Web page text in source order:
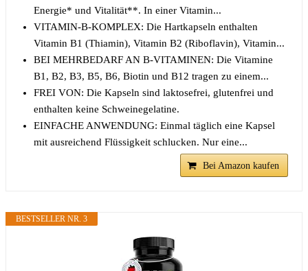
Energie* und Vitalität**. In einer Vitamin...
VITAMIN-B-KOMPLEX: Die Hartkapseln enthalten
Vitamin B1 (Thiamin), Vitamin B2 (Riboflavin), Vitamin...
BEI MEHRBEDARF AN B-VITAMINEN: Die Vitamine
B1, B2, B3, B5, B6, Biotin und B12 tragen zu einem...
FREI VON: Die Kapseln sind laktosefrei, glutenfrei und
enthalten keine Schweinegelatine.
EINFACHE ANWENDUNG: Einmal täglich eine Kapsel
mit ausreichend Flüssigkeit schlucken. Nur eine...
Bei Amazon kaufen
BESTSELLER NR. 3